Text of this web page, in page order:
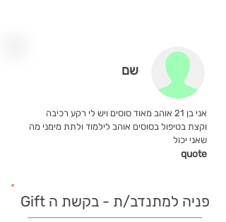
שם
אני בן 21 אוהב מאוד סוסים ויש לי רקע רכיבה
וקצת בטיפול בסוסים אוהב לילמוד ולתת מימני מה
שאני יכול
quote
פניה למתנדב/ת - בקשת ה Gift